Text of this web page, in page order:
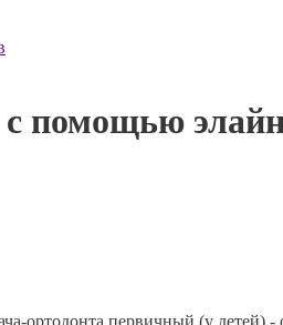
помощью
ортодонта первичный (у